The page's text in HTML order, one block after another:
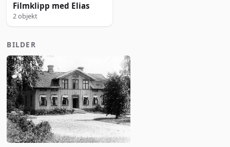
Filmklipp med Elias
2 objekt
BILDER